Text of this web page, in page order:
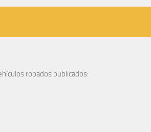
robados publicados: